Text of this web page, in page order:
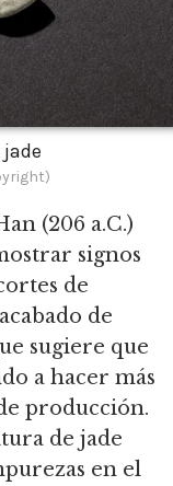
(206 a.C.)
signos
de
de
sugiere que
a hacer más
producción.
de jade
en el